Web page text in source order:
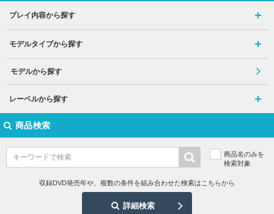
プレイ内容から探す
モデルタイプから探す
モデルから探す
レーベルから探す
商品検索
商品名のみを
検索対象
収録DVD発売年や、複数の条件を組み合わせた検索はこちらから
詳細検索